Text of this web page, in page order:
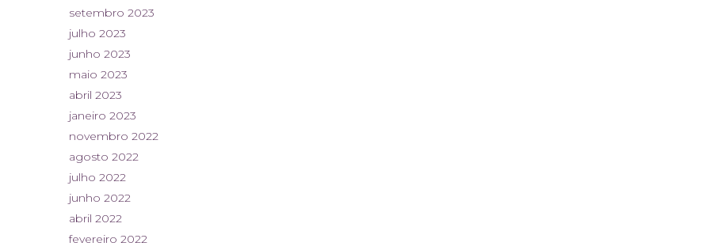
setembro 2023
julho 2023
junho 2023
maio 2023
abril 2023
janeiro 2023
novembro 2022
agosto 2022
julho 2022
junho 2022
abril 2022
fevereiro 2022